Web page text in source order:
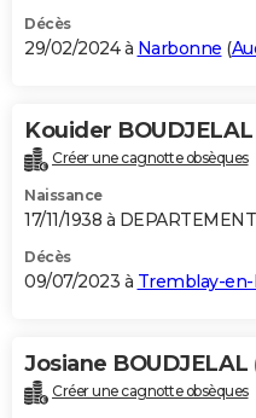
Décès
29/02/2024 à Narbonne (
Kouider BOUDJELAL
Créer une cagnotte obsèques
Naissance
17/11/1938 à
Décès
09/07/2023 à Tremblay-en-
Josiane BOUDJELAL
Créer une cagnotte obsèques